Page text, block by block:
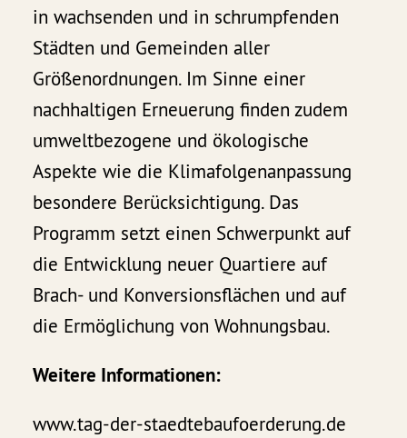
in wachsenden und in schrumpfenden
Städten und Gemeinden aller
Größenordnungen. Im Sinne einer
nachhaltigen Erneuerung finden zudem
umweltbezogene und ökologische
Aspekte wie die Klimafolgenanpassung
besondere Berücksichtigung. Das
Programm setzt einen Schwerpunkt auf
die Entwicklung neuer Quartiere auf
Brach- und Konversionsflächen und auf
die Ermöglichung von Wohnungsbau.
Weitere Informationen:
www.tag-der-staedtebaufoerderung.de